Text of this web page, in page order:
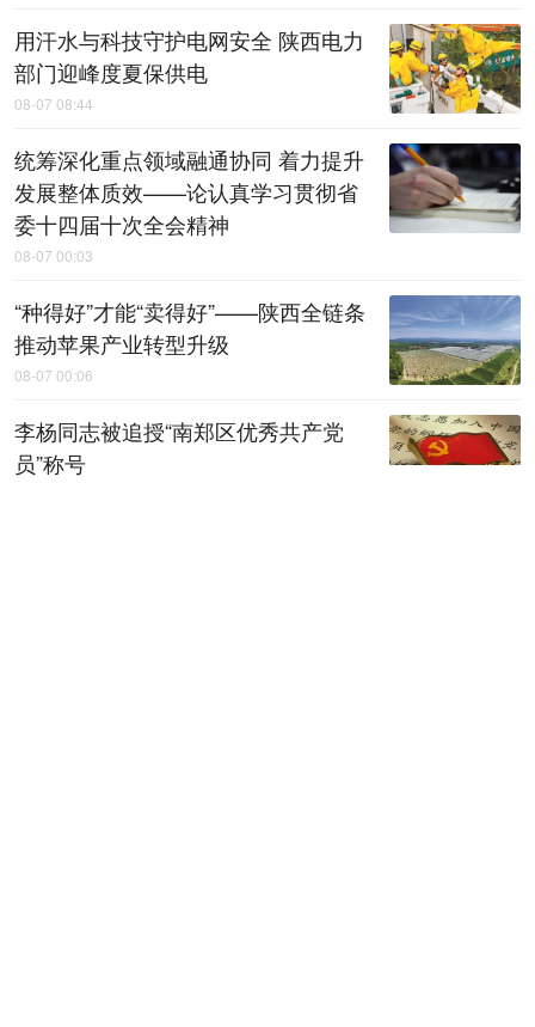
用汗水与科技守护电网安全 陕西电力
部门迎峰度夏保供电
08-07 08:44
统筹深化重点领域融通协同 着力提升
发展整体质效——论认真学习贯彻省
委十四届十次全会精神
08-07 00:03
“种得好”才能“卖得好”——陕西全链条
推动苹果产业转型升级
08-07 00:06
李杨同志被追授“南郑区优秀共产党
员”称号